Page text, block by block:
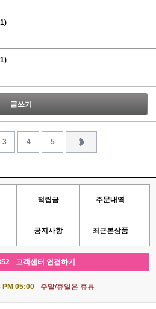
글쓰기
3 4 5
적립금 주문내역
공지사항 최근본상품
고객센터 연결하기
PM 05:00 주말/휴일은 휴뮤